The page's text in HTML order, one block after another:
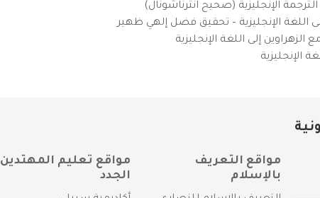
الإنجليزية (صحيح انترناشونال)
اللغة الإنجليزية – تحقيق فضل إلهي ظهير
إلى اللغة الإنجليزية
الإنجليزية
مواقع التعريف
بالإسلام
مواقع تعليم المهتدين
الجدد